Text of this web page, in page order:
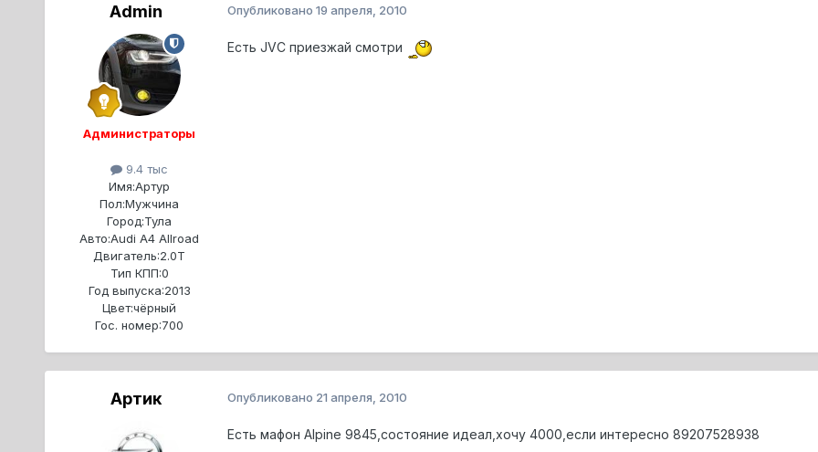
Admin
Администраторы
9.4 тыс
Имя:Артур
Пол:Мужчина
Город:Тула
Авто:Audi A4 Allroad
Двигатель:2.0T
Тип КПП:0
Год выпуска:2013
Цвет:чёрный
Гос. номер:700
Опубликовано 19 апреля, 2010
Есть JVC приезжай смотри
Артик Опубликовано 21 апреля, 2010
Есть мафон Alpine 9845,состояние идеал,хочу 4000,если интересно 89207528938